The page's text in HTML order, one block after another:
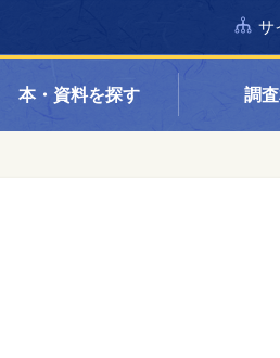
サ
本・資料を探す 調